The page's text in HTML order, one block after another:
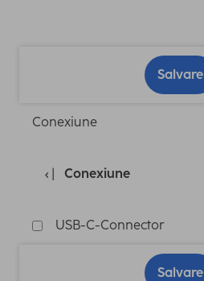
Salvare
Conexiune
Conexiune
USB-C-Connector
Salvare